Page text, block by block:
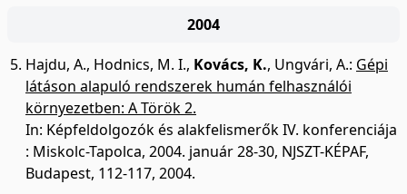
2004
Hajdu, A., Hodnics, M. I., Kovács, K., Ungvári, A.: Gépi
látáson alapuló rendszerek humán felhasználói
környezetben: A Török 2.
In: Képfeldolgozók és alakfelismerők IV. konferenciája
: Miskolc-Tapolca, 2004. január 28-30, NJSZT-KÉPAF,
Budapest, 112-117, 2004.